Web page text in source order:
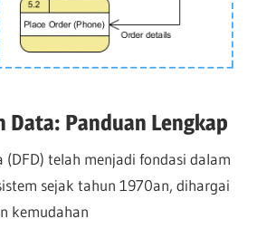
Data: Panduan Lengkap
telah menjadi fondasi dalam
sejak tahun 1970an, dihargai
kemudahan